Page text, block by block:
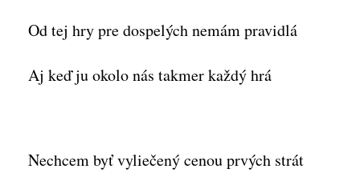
Od tej hry pre dospelých nemám pravidlá
Aj keď ju okolo nás takmer každý hrá
Nechcem byť vyliečený cenou prvých strát